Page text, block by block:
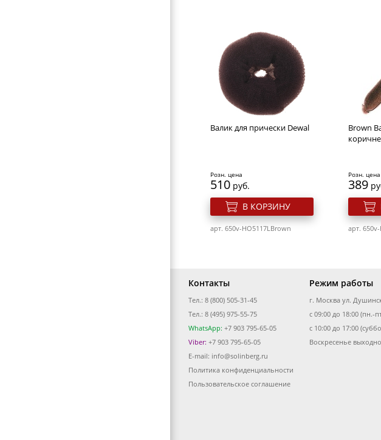
Фен DEWAL EXCEPTION,
белый, вес 570гр, 2200Вт, 2
насадки, провод 3м
Розн. цена
руб.
Фен
синий,
2
Розн. цена
3890
Фен Ermila Compact
tourmaline 4325-0041
6471руб.
В КОРЗИНУ
Фен
Compact
Валик для прически Dewal
Розн. цена
510 руб.
В КОРЗИНУ
арт. 650v-HO5117LBrown
Brown
Розн. цена
389
арт.
Набор 1015 WR - "Бигуди
15 мм двухцветные" (10
Контакты
Тел.: 8 (800) 505-31-45
Тел.: 8 (495) 975-55-75
WhatsApp: +7 903 795-65-05
Viber: +7 903 795-65-05
E-mail: info@solinberg.ru
Политика конфиденциальности
Пользовательское соглашение
Режим работы
г. Москва ул.
с 09:00 до 18:00 (пн.-
с 10:00 до 17:00
Воскресенье